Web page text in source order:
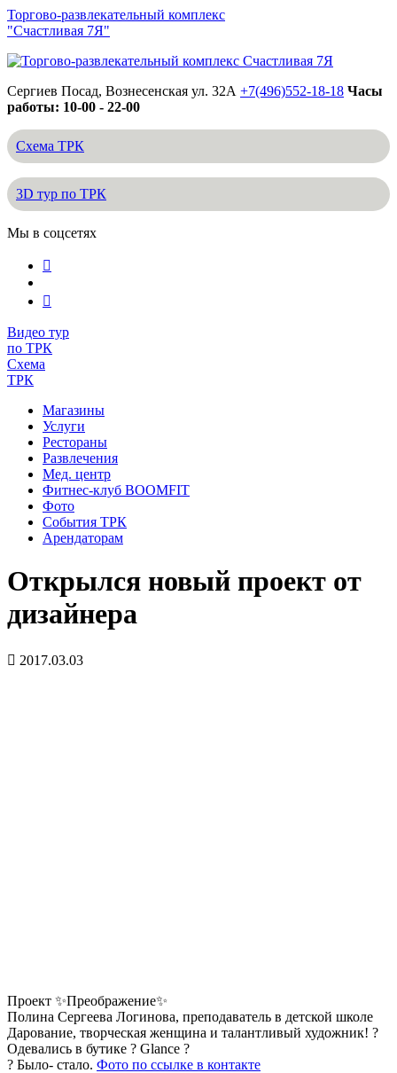
Торгово-развлекательный комплекс
"Счастливая 7Я"
Сергиев Посад, Вознесенская ул. 32А +7(496)552-18-18 Часы
работы: 10-00 - 22-00
Схема ТРК
3D тур по ТРК
Мы в соцсетях
Видео тур
по ТРК
Схема
ТРК
Магазины
Услуги
Рестораны
Развлечения
Мед. центр
Фитнес-клуб BOOMFIT
Фото
События ТРК
Арендаторам
Открылся новый проект от
дизайнера
2017.03.03
Проект ✨Преображение✨
Полина Сергеева Логинова, преподаватель в детской школе
Дарование, творческая женщина и талантливый художник! ?
Одевались в бутике ? Glance ?
? Было- стало. Фото по ссылке в контакте